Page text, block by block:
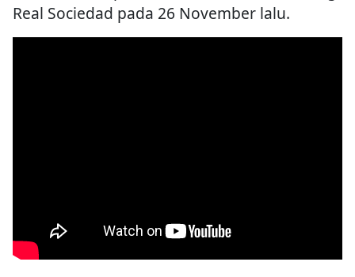
Real Sociedad pada 26 November lalu.